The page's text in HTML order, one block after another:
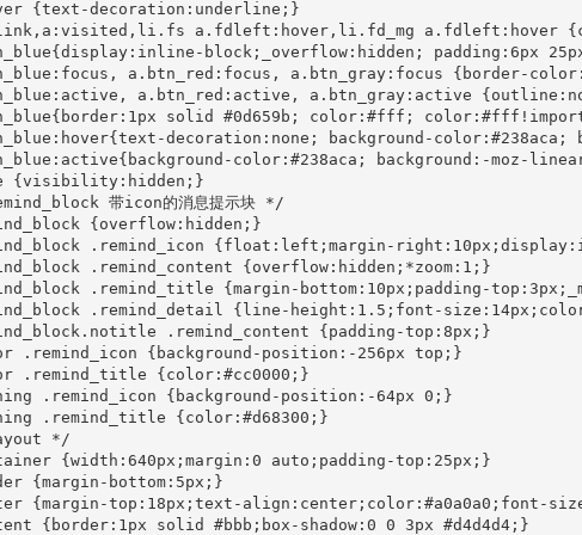
{text-decoration:underline;}
a.fdleft:hover,li.fd_mg a.fdleft:hover
block;_overflow:hidden; padding:6px
a.btn_red:focus, a.btn_gray:focus {border-
a.btn_red:active, a.btn_gray:active
solid #0d659b; color:#fff;
decoration:none; background-
color:#238aca; background:-moz-
{visibility:hidden;}
带icon的消息提示块 */
{overflow:hidden;}
.remind_icon {float:left;margin-
.remind_content {overflow:hidden;*zoom:1;}
.remind_title {margin-bottom:10px;padding-
.remind_detail {line-height:1.5;font-
.remind_content {padding-top:8px;}
.remind_icon {background-position:-256px top;}
.remind_title {color:#cc0000;}
.remind_icon {background-position:-64px 0;}
.remind_title {color:#d68300;}
*/
{width:640px;margin:0 auto;padding-top:25px;}
{margin-bottom:5px;}
{margin-top:18px;text-align:center;color:#a0a0a0;font-
{border:1px solid #bbb;box-shadow:0 0 3px #d4d4d4;}